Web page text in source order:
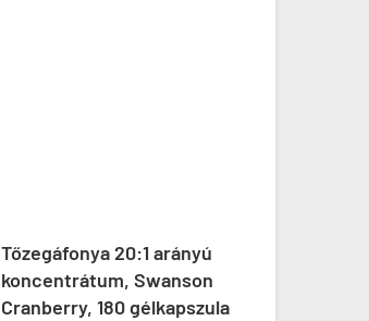
Tőzegáfonya 20:1 arányú
koncentrátum, Swanson
Cranberry, 180 gélkapszula